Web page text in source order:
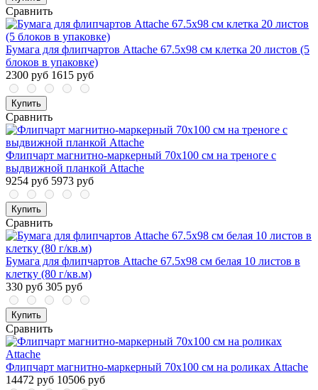
Сравнить
Бумага для флипчартов Attache 67.5х98 см клетка 20 листов (5
блоков в упаковке)
2300 руб 1615 руб
Купить
Сравнить
Флипчарт магнитно-маркерный 70х100 см на треноге с
выдвижной планкой Attache
9254 руб 5973 руб
Купить
Сравнить
Бумага для флипчартов Attache 67.5х98 см белая 10 листов в
клетку (80 г/кв.м)
330 руб 305 руб
Купить
Сравнить
Флипчарт магнитно-маркерный 70х100 см на роликах Attache
14472 руб 10506 руб